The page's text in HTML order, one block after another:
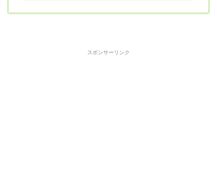
スポンサーリンク